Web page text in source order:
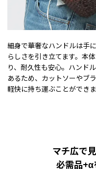
細身で華奢なハンドルは手
らしさを引き立てます。本
り、耐久性も安心。ハンド
あるため、カットソーやブ
軽快に持ち運ぶことができま
マチ広で
必需品+α